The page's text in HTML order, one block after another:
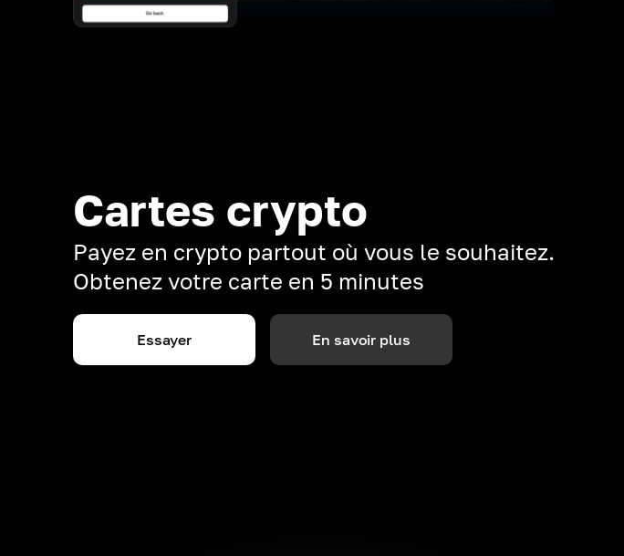
Cartes crypto
Payez en crypto partout où vous le souhaitez.
Obtenez votre carte en 5 minutes
Essayer En savoir plus